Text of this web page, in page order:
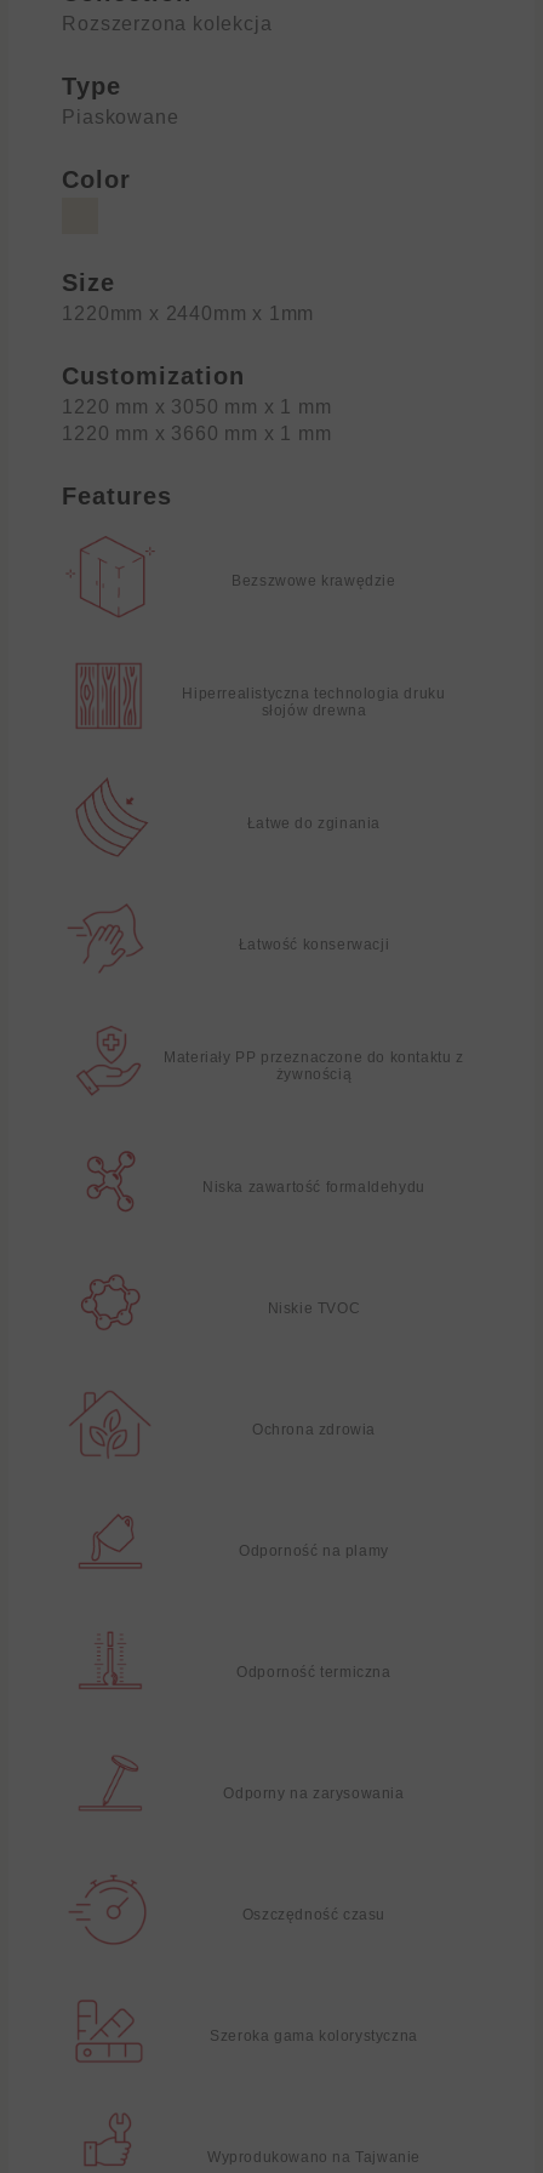
Rozszerzona kolekcja
Type
Piaskowane
Color
Size
1220mm x 2440mm x 1mm
Customization
1220 mm x 3050 mm x 1 mm
1220 mm x 3660 mm x 1 mm
Features
Bezszwowe krawędzie
Hiperrealistyczna technologia druku
słojów drewna
Łatwe do zginania
Łatwość konserwacji
Materiały PP przeznaczone do kontaktu z
żywnością
Niska zawartość formaldehydu
Niskie TVOC
Ochrona zdrowia
Odporność na plamy
Odporność termiczna
Odporny na zarysowania
Oszczędność czasu
Szeroka gama kolorystyczna
Wyprodukowano na Tajwanie